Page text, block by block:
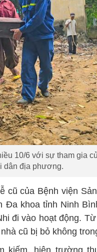
10/6 với sự tham gia
dân địa phương.
cũ của Bệnh viện
Đa khoa tỉnh Ninh
đi vào hoạt động.
cũ bị bỏ không